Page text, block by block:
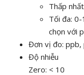
Thấp
Tối đa:
chọn với
Đơn vị đo: ppb,
Độ nhiễu
Zero: < 10